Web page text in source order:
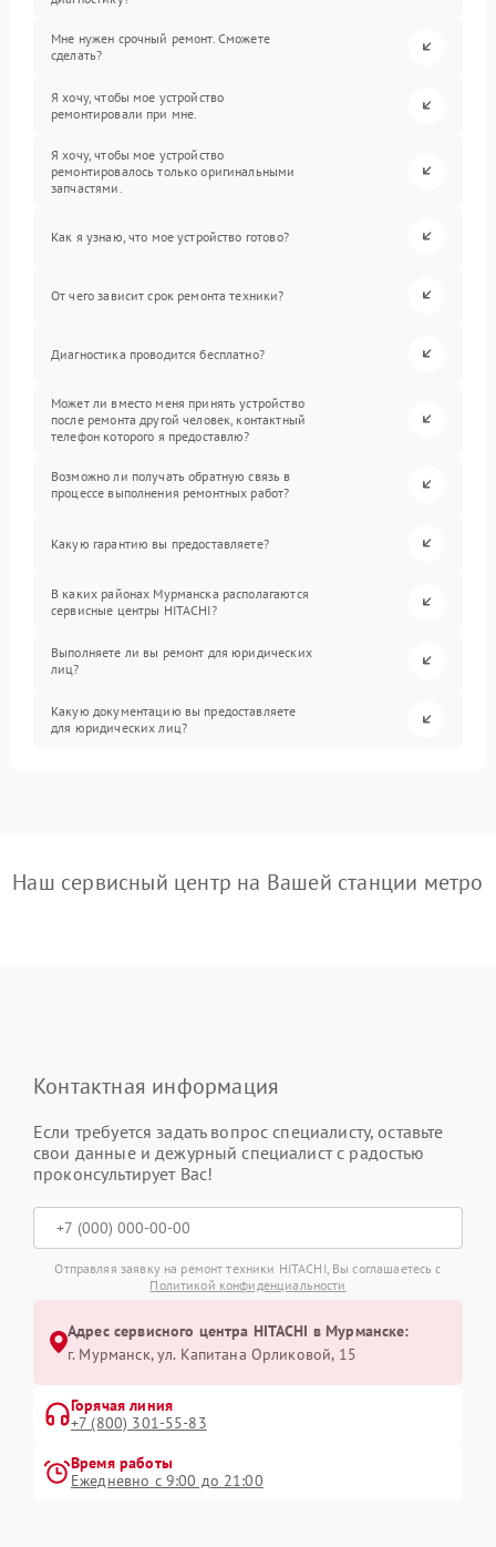
Мне нужен срочный ремонт. Сможете
сделать?
Я хочу, чтобы мое устройство
ремонтировали при мне.
Я хочу, чтобы мое устройство
ремонтировалось только оригинальными
запчастями.
Как я узнаю, что мое устройство готово?
От чего зависит срок ремонта техники?
Диагностика проводится бесплатно?
Может ли вместо меня принять устройство
после ремонта другой человек, контактный
телефон которого я предоставлю?
Возможно ли получать обратную связь в
процессе выполнения ремонтных работ?
Какую гарантию вы предоставляете?
В каких районах Мурманска располагаются
сервисные центры HITACHI?
Выполняете ли вы ремонт для юридических
лиц?
Какую документацию вы предоставляете
для юридических лиц?
Наш сервисный центр на Вашей станции метро
Контактная информация
Если требуется задать вопрос специалисту, оставьте
свои данные и дежурный специалист с радостью
проконсультирует Вас!
Отправляя заявку на ремонт техники HITACHI, Вы соглашаетесь с
Политикой конфиденциальности
Адрес сервисного центра HITACHI в Мурманске:
г. Мурманск, ул. Капитана Орликовой, 15
Горячая линия
+7 (800) 301-55-83
Время работы
Ежедневно с 9:00 до 21:00